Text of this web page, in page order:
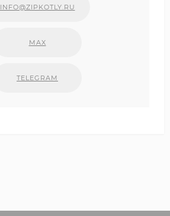
INFO@ZIPKOTLY.RU
MAX
TELEGRAM